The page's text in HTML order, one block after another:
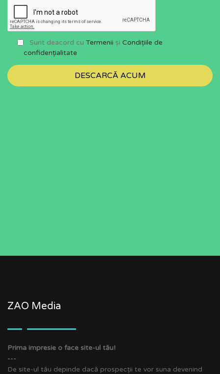
Sunt deacord cu Termenii și Condițiile de
confidențialitate
ZAO Media
Prima impresie o face site-ul tău!
---
De site-ul tău depinde dacă prospecții te vor suna devenind